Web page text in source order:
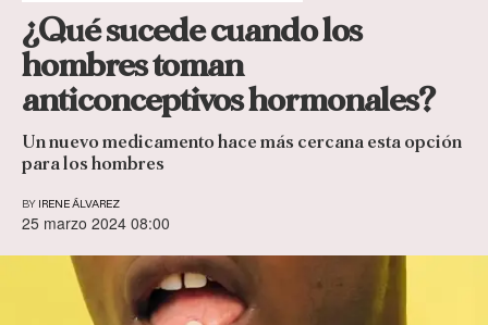
¿Qué sucede cuando los
hombres toman
anticonceptivos hormonales?
Un nuevo medicamento hace más cercana esta opción
para los hombres
BY IRENE ÁLVAREZ
25 marzo 2024 08:00